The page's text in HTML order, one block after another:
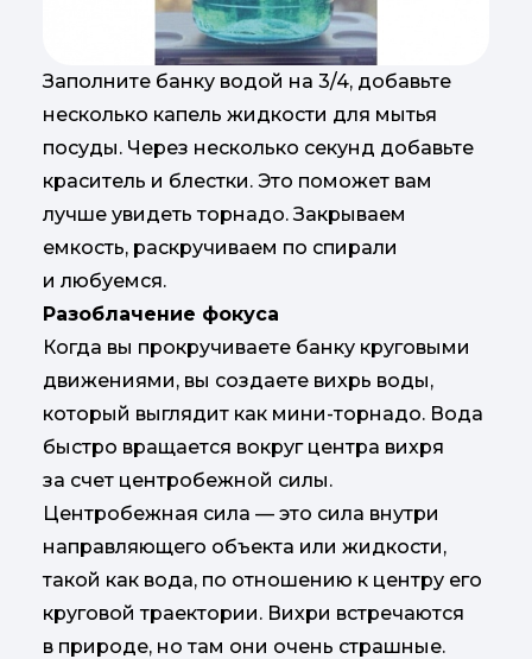
Заполните банку водой на 3/4, добавьте
несколько капель жидкости для мытья
посуды. Через несколько секунд добавьте
краситель и блестки. Это поможет вам
лучше увидеть торнадо. Закрываем
емкость, раскручиваем по спирали
и любуемся.
Разоблачение фокуса
Когда вы прокручиваете банку круговыми
движениями, вы создаете вихрь воды,
который выглядит как мини-торнадо. Вода
быстро вращается вокруг центра вихря
за счет центробежной силы.
Центробежная сила — это сила внутри
направляющего объекта или жидкости,
такой как вода, по отношению к центру его
круговой траектории. Вихри встречаются
в природе, но там они очень страшные.